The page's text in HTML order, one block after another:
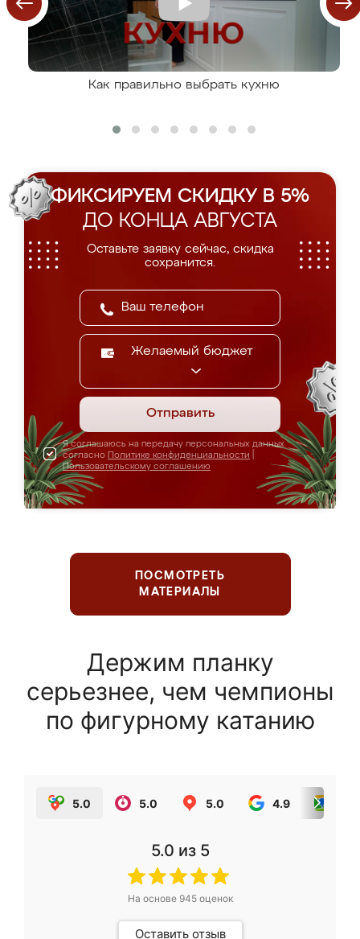
Как правильно выбрать кухню
ФИКСИРУЕМ СКИДКУ В 5%
ДО КОНЦА АВГУСТА
Оставьте заявку сейчас, скидка
сохранится.
Желаемый бюджет
Отправить
Я соглашаюсь на передачу персональных данных
согласно Политике конфиденциальности
Пользовательскому соглашению
ПОСМОТРЕТЬ
МАТЕРИАЛЫ
Держим планку
серьезнее, чем чемпионы
по фигурному катанию
5.0 5.0 5.0 4.9
5.0 из 5
На основе 945оценок
Оставить отзыв